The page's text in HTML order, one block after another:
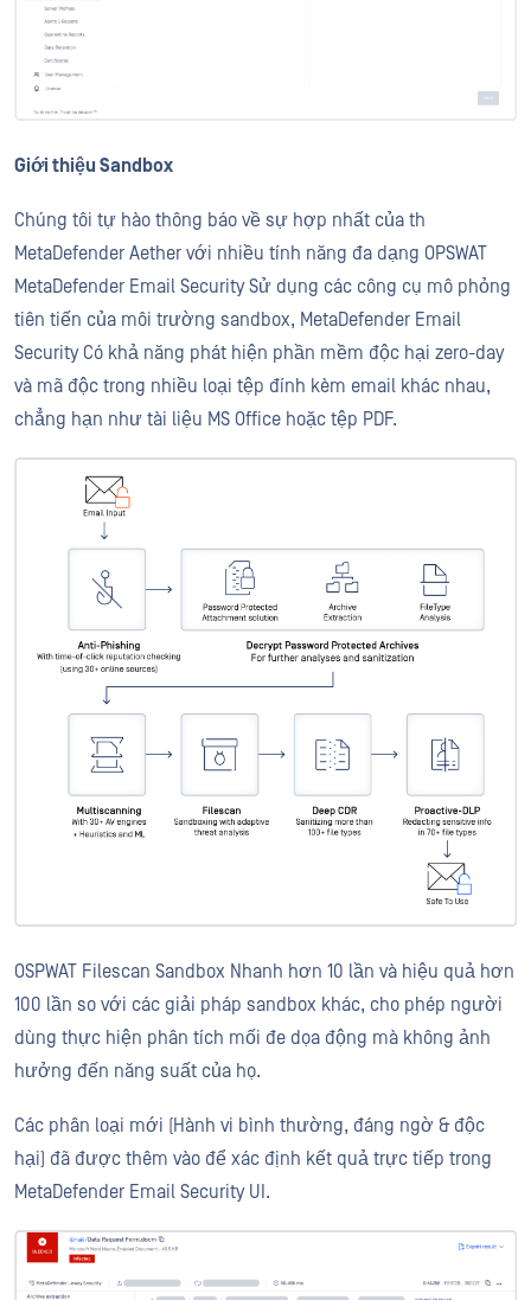
Giới thiệu Sandbox
Chúng tôi tự hào thông báo về sự hợp nhất của th
MetaDefender Aether với nhiều tính năng đa dạng OPSWAT
MetaDefender Email Security Sử dụng các công cụ mô phỏng
tiên tiến của môi trường sandbox, MetaDefender Email
Security Có khả năng phát hiện phần mềm độc hại zero-day
và mã độc trong nhiều loại tệp đính kèm email khác nhau,
chẳng hạn như tài liệu MS Office hoặc tệp PDF.
OSPWAT Filescan Sandbox Nhanh hơn 10 lần và hiệu quả hơn
100 lần so với các giải pháp sandbox khác, cho phép người
dùng thực hiện phân tích mối đe dọa động mà không ảnh
hưởng đến năng suất của họ.
Các phân loại mới (Hành vi bình thường, đáng ngờ & độc
hại) đã được thêm vào để xác định kết quả trực tiếp trong
MetaDefender Email Security UI.